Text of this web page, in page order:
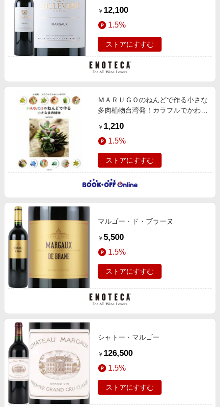
家電・PC・スマホ・カメラ
エンタメ
スポーツ・アウトドア・ゴルフ
インテリア・寝具
旅行・レジャー・ホテル予約
生活・お役立ち
金融・マネー・保険
デジタルコンテンツ
ビジネス・その他サービス
楽天ペイ導入ストア
楽天サービス特集
旅行特集
わくわく夏特集
Apple公式サイト×楽天カード分割払い
Qoo10メガポ
Samsung ボーナスキャンペーン
週末の高還元 夏の長期版
￥ 12,100
1.5%
ストアにすすむ
ＭＡＲＵＧＯのねんどで作る小さな
多肉植物台湾発！カラフルでかわい
￥ 1,210
1.5%
ストアにすすむ
マルゴー・ド・ブラーヌ
￥ 5,500
1.5%
ストアにすすむ
シャトー・マルゴー
￥ 126,500
1.5%
ストアにすすむ